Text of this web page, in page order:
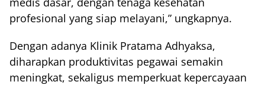
profesional yang siap melayani,” ungkapnya.
Dengan adanya Klinik Pratama Adhyaksa,
diharapkan produktivitas pegawai semakin
meningkat, sekaligus memperkuat kepercayaan